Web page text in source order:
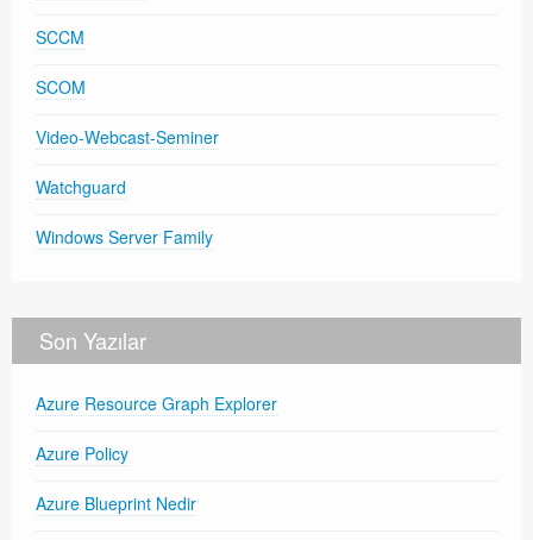
SCCM
SCOM
Video-Webcast-Seminer
Watchguard
Windows Server Family
Son Yazılar
Azure Resource Graph Explorer
Azure Policy
Azure Blueprint Nedir